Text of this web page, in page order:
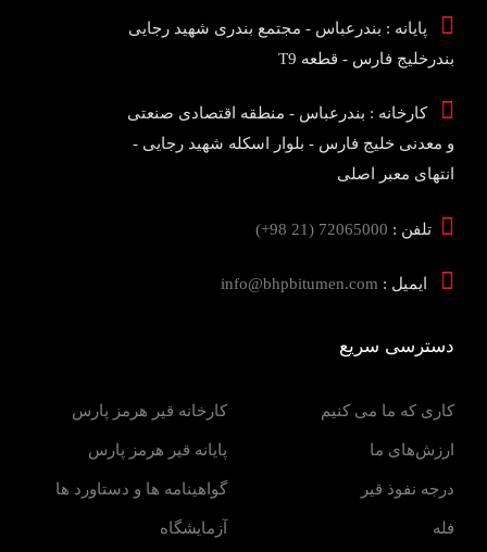
پایانه : بندرعباس - مجتمع بندری شهید رجایی
بندرخلیج فارس - قطعه T9
کارخانه : بندرعباس - منطقه اقتصادی صنعتی
و معدنی خلیج فارس - بلوار اسکله شهید رجایی -
انتهای معبر اصلی
تلفن : 72065000 (21 98+)
ایمیل : info@bhpbitumen.com
دسترسی سریع
کارخانه قیر هرمز پارس کاری که ما می کنیم
پایانه قیر هرمز پارس ارزش‌های ما
گواهینامه ها و دستاورد ها درجه نفوذ قیر
آزمایشگاه فله